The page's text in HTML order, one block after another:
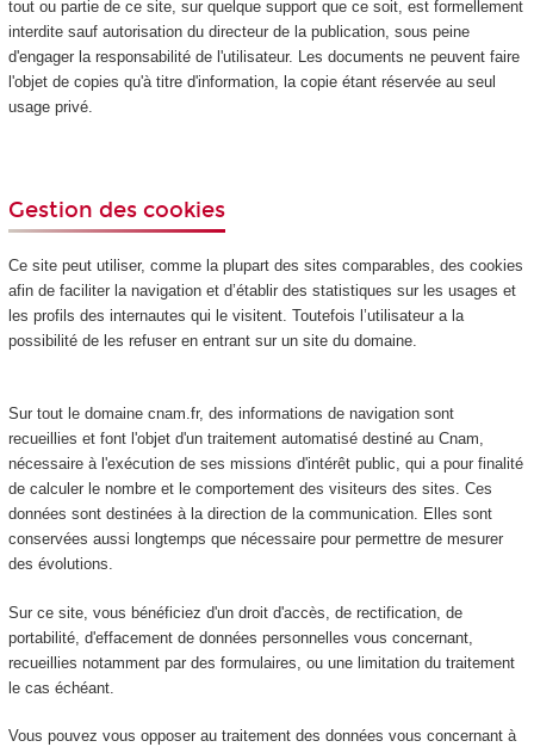
tout ou partie de ce site, sur quelque support que ce soit, est formellement
interdite sauf autorisation du directeur de la publication, sous peine
d'engager la responsabilité de l'utilisateur. Les documents ne peuvent faire
l'objet de copies qu'à titre d'information, la copie étant réservée au seul
usage privé.
Gestion des cookies
Ce site peut utiliser, comme la plupart des sites comparables, des cookies
afin de faciliter la navigation et d’établir des statistiques sur les usages et
les profils des internautes qui le visitent. Toutefois l’utilisateur a la
possibilité de les refuser en entrant sur un site du domaine.
Sur tout le domaine cnam.fr, des informations de navigation sont
recueillies et font l'objet d'un traitement automatisé destiné au Cnam,
nécessaire à l'exécution de ses missions d'intérêt public, qui a pour finalité
de calculer le nombre et le comportement des visiteurs des sites. Ces
données sont destinées à la direction de la communication. Elles sont
conservées aussi longtemps que nécessaire pour permettre de mesurer
des évolutions.
Sur ce site, vous bénéficiez d'un droit d'accès, de rectification, de
portabilité, d'effacement de données personnelles vous concernant,
recueillies notamment par des formulaires, ou une limitation du traitement
le cas échéant.
Vous pouvez vous opposer au traitement des données vous concernant à